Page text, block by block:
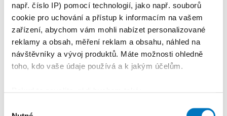
např. číslo IP) pomocí technologií, jako např. souborů
cookie pro uchování a přístup k informacím na vašem
zařízení, abychom vám mohli nabízet personalizované
reklamy a obsah, měření reklam a obsahu, náhled na
návštěvníky a vývoj produktů. Máte možnosti ohledně
toho, kdo vaše údaje používá a k jakým účelům.
Buďte v obraze s naším
týdenním newsletterem
Každý týden vám pošleme přehled všeho
důležitého do vaší e-mailové schránky.